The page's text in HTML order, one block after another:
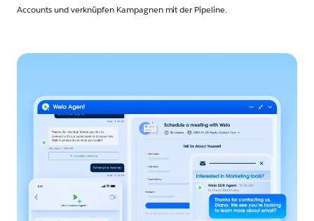
Accounts und verknüpfen Kampagnen mit der Pipeline.